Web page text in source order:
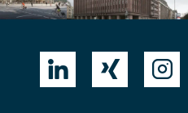
  